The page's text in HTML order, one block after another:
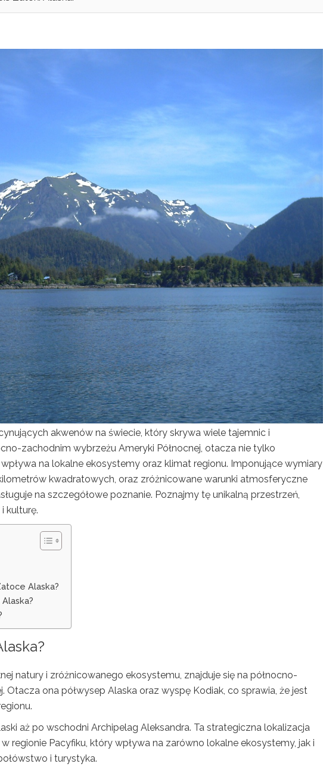
akwenów na świecie, który skrywa wiele tajemnic i
zachodnim wybrzeżu Ameryki Północnej, otacza nie tylko
na lokalne ekosystemy oraz klimat regionu. Imponujące wymiary
kwadratowych, oraz zróżnicowane warunki atmosferyczne
na szczegółowe poznanie. Poznajmy tę unikalną przestrzeń,
kulturę.
Alaska?
natury i zróżnicowanego ekosystemu, znajduje się na północno-
Otacza ona półwysep Alaska oraz wyspę Kodiak, co sprawia, że jest
aż po wschodni Archipelag Aleksandra. Ta strategiczna lokalizacja
regionie Pacyfiku, który wpływa na zarówno lokalne ekosystemy, jak i
i turystyka.